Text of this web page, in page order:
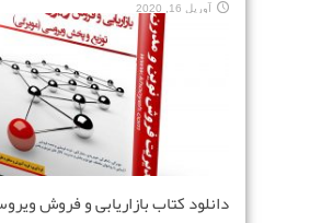
آوریل 16, 2020
دانلود کتاب بازاریابی و فروش